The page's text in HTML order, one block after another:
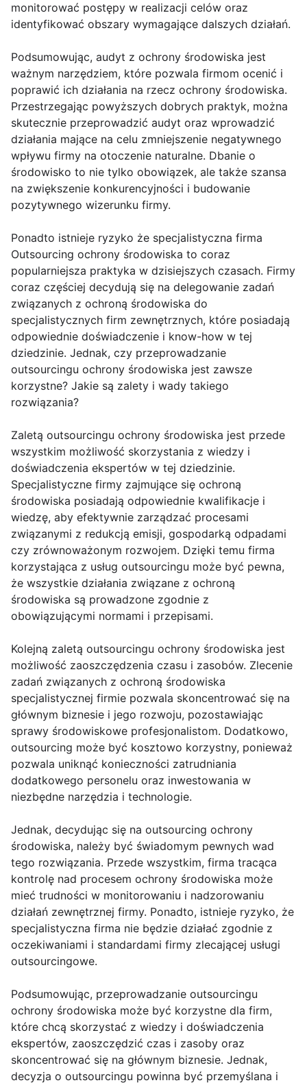
monitorować postępy w realizacji celów oraz
identyfikować obszary wymagające dalszych działań.
Podsumowując, audyt z ochrony środowiska jest
ważnym narzędziem, które pozwala firmom ocenić i
poprawić ich działania na rzecz ochrony środowiska.
Przestrzegając powyższych dobrych praktyk, można
skutecznie przeprowadzić audyt oraz wprowadzić
działania mające na celu zmniejszenie negatywnego
wpływu firmy na otoczenie naturalne. Dbanie o
środowisko to nie tylko obowiązek, ale także szansa
na zwiększenie konkurencyjności i budowanie
pozytywnego wizerunku firmy.
Ponadto istnieje ryzyko że specjalistyczna firma
Outsourcing ochrony środowiska to coraz
popularniejsza praktyka w dzisiejszych czasach. Firmy
coraz częściej decydują się na delegowanie zadań
związanych z ochroną środowiska do
specjalistycznych firm zewnętrznych, które posiadają
odpowiednie doświadczenie i know-how w tej
dziedzinie. Jednak, czy przeprowadzanie
outsourcingu ochrony środowiska jest zawsze
korzystne? Jakie są zalety i wady takiego
rozwiązania?
Zaletą outsourcingu ochrony środowiska jest przede
wszystkim możliwość skorzystania z wiedzy i
doświadczenia ekspertów w tej dziedzinie.
Specjalistyczne firmy zajmujące się ochroną
środowiska posiadają odpowiednie kwalifikacje i
wiedzę, aby efektywnie zarządzać procesami
związanymi z redukcją emisji, gospodarką odpadami
czy zrównoważonym rozwojem. Dzięki temu firma
korzystająca z usług outsourcingu może być pewna,
że wszystkie działania związane z ochroną
środowiska są prowadzone zgodnie z
obowiązującymi normami i przepisami.
Kolejną zaletą outsourcingu ochrony środowiska jest
możliwość zaoszczędzenia czasu i zasobów. Zlecenie
zadań związanych z ochroną środowiska
specjalistycznej firmie pozwala skoncentrować się na
głównym biznesie i jego rozwoju, pozostawiając
sprawy środowiskowe profesjonalistom. Dodatkowo,
outsourcing może być kosztowo korzystny, ponieważ
pozwala uniknąć konieczności zatrudniania
dodatkowego personelu oraz inwestowania w
niezbędne narzędzia i technologie.
Jednak, decydując się na outsourcing ochrony
środowiska, należy być świadomym pewnych wad
tego rozwiązania. Przede wszystkim, firma tracąca
kontrolę nad procesem ochrony środowiska może
mieć trudności w monitorowaniu i nadzorowaniu
działań zewnętrznej firmy. Ponadto, istnieje ryzyko, że
specjalistyczna firma nie będzie działać zgodnie z
oczekiwaniami i standardami firmy zlecającej usługi
outsourcingowe.
Podsumowując, przeprowadzanie outsourcingu
ochrony środowiska może być korzystne dla firm,
które chcą skorzystać z wiedzy i doświadczenia
ekspertów, zaoszczędzić czas i zasoby oraz
skoncentrować się na głównym biznesie. Jednak,
decyzja o outsourcingu powinna być przemyślana i